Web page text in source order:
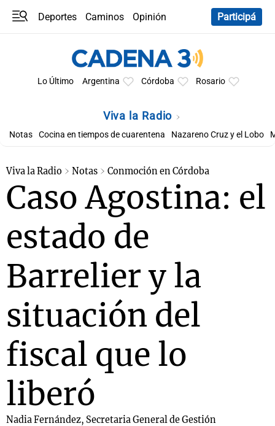
Deportes Caminos
Opinión
Participá
Lo Último Argentina Córdoba Rosario
Viva la Radio
Notas Cocina en tiempos de cuarentena Nazareno Cruz y el Lobo
Viva la Radio Notas Conmoción en Córdoba
Caso Agostina: el
estado de
Barrelier y la
situación del
fiscal que lo
liberó
Nadia Fernández, Secretaria General de Gestión